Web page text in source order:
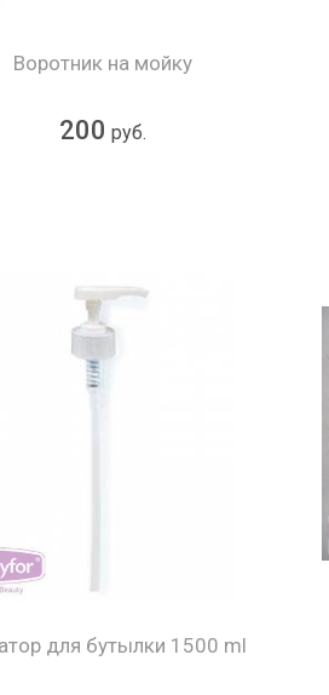
Воротник на мойку
200 руб.
для бутылки 1500 ml